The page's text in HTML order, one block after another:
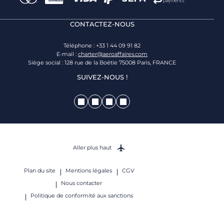
CONTACTEZ-NOUS
Téléphone : +33 1 44 09 91 82
E-mail : charter@aeroaffaires.com
Siège social : 128 rue de la Boétie 75008 Paris, FRANCE
SUIVEZ-NOUS !
Plan du site Mentions légales
CGV
Nous contacter
Politique de conformité aux sanctions
Aller plus haut